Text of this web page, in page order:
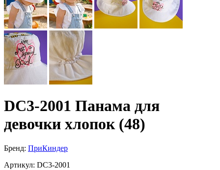
DC3-2001 Панама для
девочки хлопок (48)
Бренд: ПриКиндер
Артикул: DC3-2001